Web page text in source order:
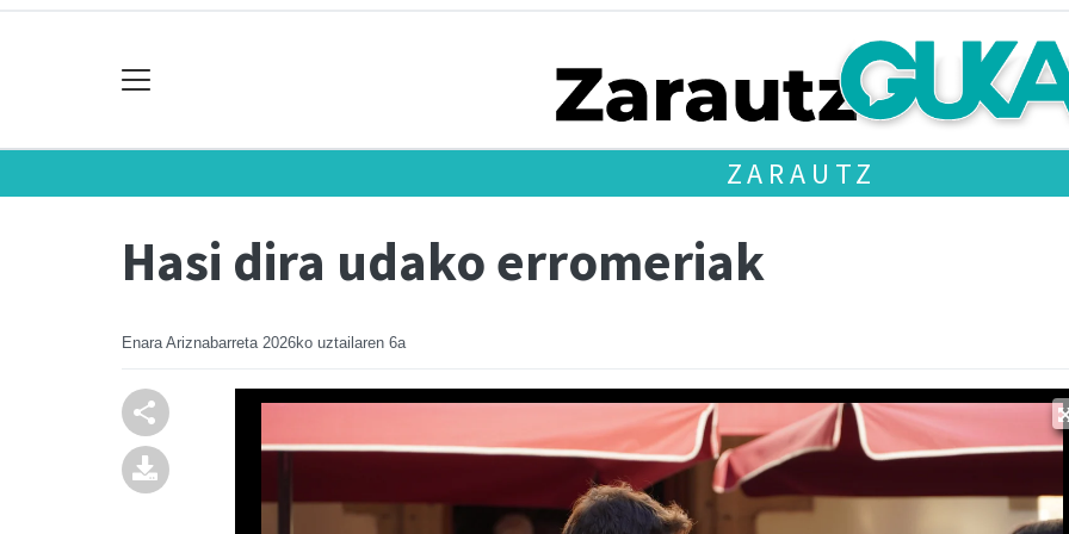
ZARAUTZ
Hasi dira udako erromeriak
Enara Ariznabarreta 2026ko uztailaren 6a